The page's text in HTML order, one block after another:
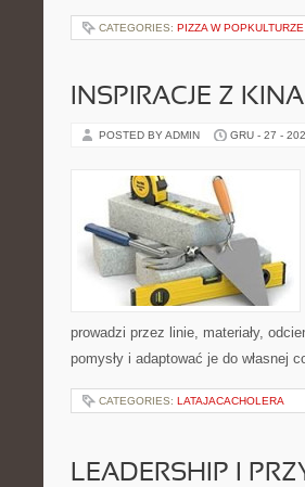
CATEGORIES: PIZZA W POPKULTURZE
INSPIRACJE Z
POSTED BY ADMIN GRU - 27 -
prowadzi przez linie, materiały,
pomysły i adaptować je do
CATEGORIES: LATAJACACHOLERA
LEADERSHIP I